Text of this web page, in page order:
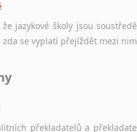
jazykové školy jsou
zda se vyplatí přejíždět mezi
překladatelů a